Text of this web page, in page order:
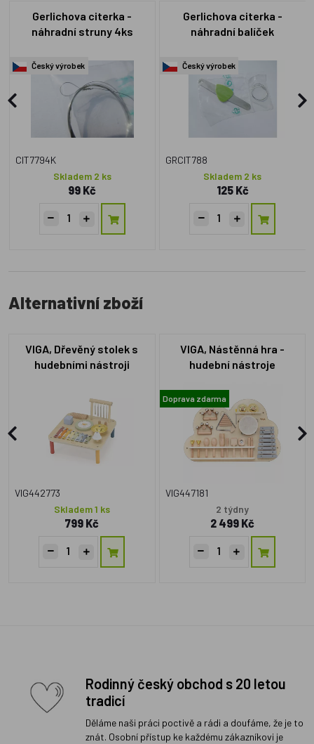
Gerlichova citerka -
náhradní struny 4ks
Český výrobek
CIT7794K
Skladem 2 ks
99 Kč
Gerlichova citerka -
náhradní balíček
Český výrobek
GRCIT788
Skladem 2 ks
125 Kč
Alternativní zboží
VIGA, Dřevěný stolek s
hudebními nástroji
VIG442773
Skladem 1 ks
799 Kč
VIGA, Nástěnná hra -
hudební nástroje
Doprava zdarma
VIG447181
2 týdny
2 499 Kč
Rodinný český obchod s 20 letou
tradicí
Děláme naši práci poctivě a rádi a doufáme, že je to
znát. Osobní přístup ke každému zákazníkovi je